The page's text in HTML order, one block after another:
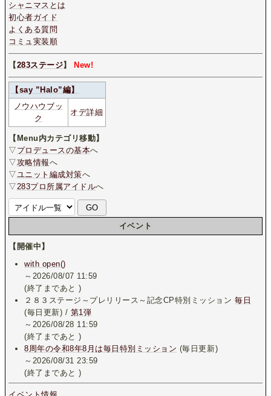
シャニマスとは
初心者ガイド
よくある質問
コミュ実装順
【283ステージ】 New!
【say ”Halo”編】
ノウハウブッ
ク
オデ詳細
【Menu内カテゴリ移動】
▽ プロデュースの基本へ
▽攻略情報へ
▽ ユニット編成対策へ
▽ 283プロ所属アイドルへ
イベント
【開催中】
with open()
～2026/08/07 11:59
(終了まであと)
２８３ステージ～プレリリース～記念CP特別ミッション毎日
(毎日更新) / 第1弾
～2026/08/28 11:59
(終了まであと)
8周年の令和8年8月は毎日特別ミッション (毎日更新)
～2026/08/31 23:59
(終了まであと)